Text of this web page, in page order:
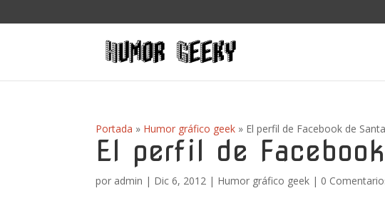
Portada » Humor gráfico geek » El perfil de Facebook de
El perfil de
por admin | Dic 6, 2012 | Humor gráfico geek | 0